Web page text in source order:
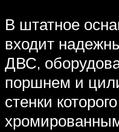
В штатное
входит
ДВС,
поршнем и
стенки